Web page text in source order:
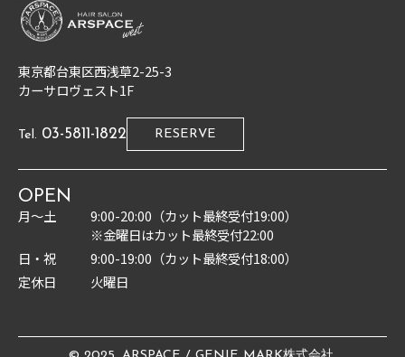
東京都台東区西浅草2-25-3
カーサロヴェスト1F
Tel. 03-5811-1822 RESERVE
OPEN
月〜土
9:00-20:00（カット最終受付19:00）
※金曜日はカット最終受付22:00
日・祝
9:00-19:00（カット最終受付18:00）
定休日
火曜日